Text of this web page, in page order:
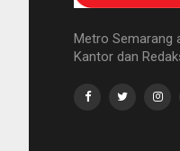
Metro Semarang
Kantor dan